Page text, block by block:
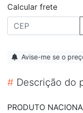
Calcular frete
Avise-me se o
# Descrição do
PRODUTO